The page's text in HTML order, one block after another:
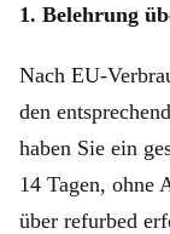
1. Belehrung
Nach EU-
den
haben Sie ein
14 Tagen, ohne
über refurbed